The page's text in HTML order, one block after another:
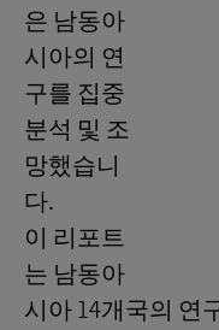
은 남동아
시아의 연
구를 집중
분석 및 조
망했습니
다.
이 리포트
는 남동아
시아 14개국의 연